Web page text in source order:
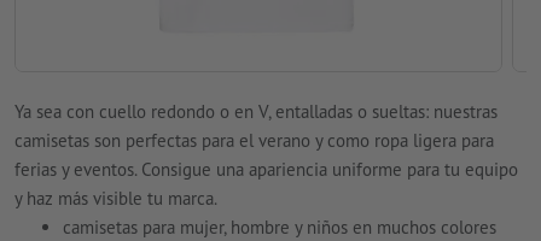
Ya sea con cuello redondo o en V, entalladas o sueltas: nuestras
camisetas son perfectas para el verano y como ropa ligera para
ferias y eventos. Consigue una apariencia uniforme para tu equipo
y haz más visible tu marca.
camisetas para mujer, hombre y niños en muchos colores